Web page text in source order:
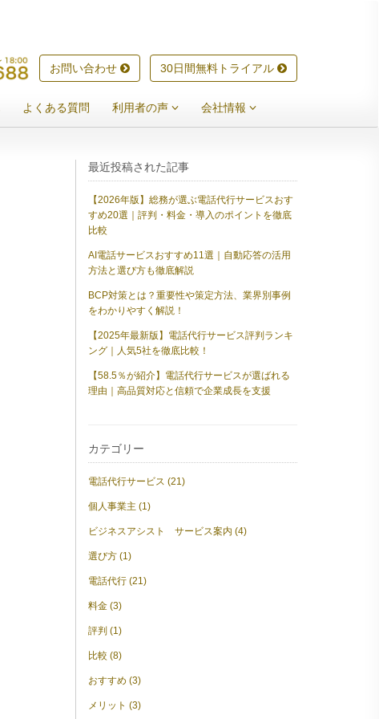
お問い合わせ 30日間無料トライアル
よくある質問 利用者の声 会社情報
最近投稿された記事
【2026年版】総務が選ぶ電話代行サービスおす
すめ20選｜評判・料金・導入のポイントを徹底
比較
AI電話サービスおすすめ11選｜自動応答の活用
方法と選び方も徹底解説
BCP対策とは？重要性や策定方法、業界別事例
をわかりやすく解説！
【2025年最新版】電話代行サービス評判ランキ
ング｜人気5社を徹底比較！
【58.5％が紹介】電話代行サービスが選ばれる
理由｜高品質対応と信頼で企業成長を支援
カテゴリー
電話代行サービス (21)
個人事業主 (1)
ビジネスアシスト サービス案内 (4)
選び方 (1)
電話代行 (21)
料金 (3)
評判 (1)
比較 (8)
おすすめ (3)
メリット (3)